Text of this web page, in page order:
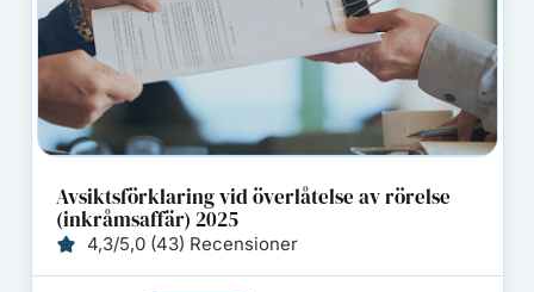
Avsiktsförklaring vid överlåtelse av rörelse
(inkråmsaffär) 2025
4,3/5,0 (43) Recensioner